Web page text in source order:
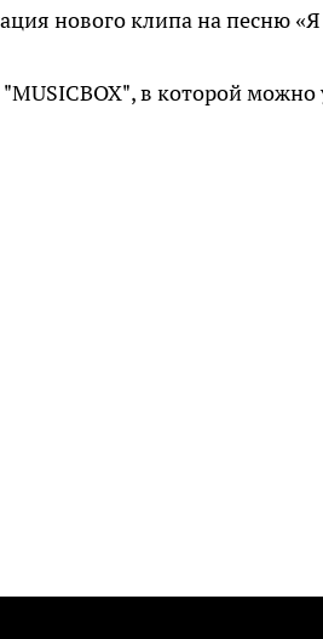
нового клипа на песню «Я
"MUSICBOX", в которой можно